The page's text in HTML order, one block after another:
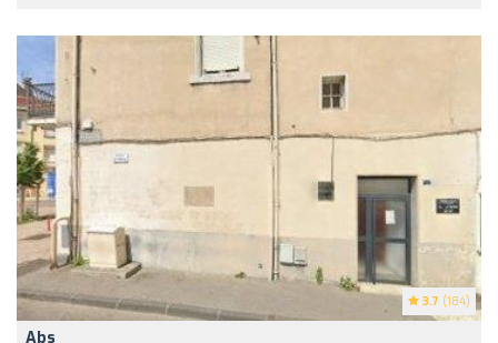
3.7 (184)
Abs